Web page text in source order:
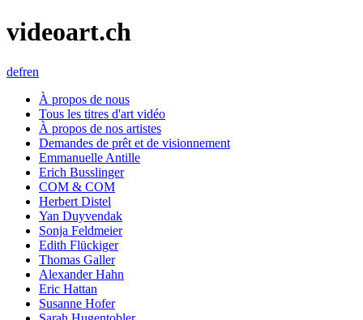
videoart.ch
defren
À propos de nous
Tous les titres d'art vidéo
À propos de nos artistes
Demandes de prêt et de visionnement
Emmanuelle Antille
Erich Busslinger
COM & COM
Herbert Distel
Yan Duyvendak
Sonja Feldmeier
Edith Flückiger
Thomas Galler
Alexander Hahn
Eric Hattan
Susanne Hofer